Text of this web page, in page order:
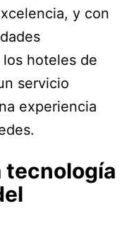
y con
hoteles de
servicio
experiencia
tecnología